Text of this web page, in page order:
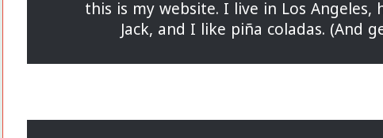
this is my website. I live in Los
Jack, and I like piña coladas. (And